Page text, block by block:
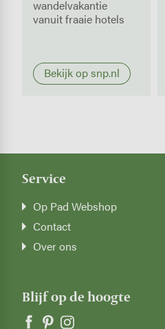
wandelvakantie
vanuit fraaie hotels
Bekijk op snp.nl
Service
Op Pad Webshop
Contact
Over ons
Blijf op de hoogte